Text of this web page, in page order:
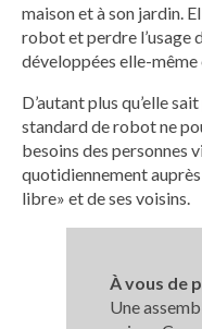
maison et à son jardin.
robot et perdre l’usage
développées elle-
D’autant plus qu’elle
standard de robot ne
besoins des personnes
quotidiennement
libre» et de ses voisins.
À vous de
Une